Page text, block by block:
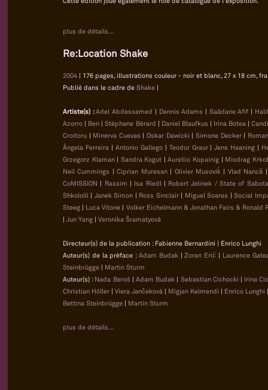
plus de détails...
Re:Location Shake
2004 | 176 pages, illustrations couleur - noir et blanc, 27 x 18 cm,
Publié dans le cadre de Shake |
Artiste(s) :Adel Abdessemed | Dennis Adams | Saâdane Afif |
Azorro | Ben |Stéphane Bérard | Daniel Blaufkus | Irina Botea |
Croitoru | Minerva Cuevas |Oskar Dawicki | Simone Decker|
Ângela Ferreira | Antonio Gallego| Teodor Graur|Jens Haaning |
Grzegorz Klaman| Sandra Kogut |Aureliio Kopainig | Miodrag
Neil Cummings |Ciprian Muresan| Olivier Musoviḱ | Vlad Nancă
CoMISSION | Rassim | Isa Riedl | Robert Jelinek / State of
Shkololli | Janek Simon | Ross Sinclair| Miguel Soares |Social
Steeg | Luca Vitone | Volker Eichelmann & Jonathan Fairs & Ronald
| Jun Yang | Veronika Šramatyová
Directeur(s) de la publication : Fabienne Bernardini | Enrico Lunghi
Auteur(s) de la préface : Adam Budak |Zoran Erić | Laurence
Steinbrügge | Martin Sturm
Auteur(s) : Nada Beroš | Adam Budak | Sebastian Cichocki | Irina
Christian Höller |Viera Jančeková | Migjen Kelmendi | Enrico Lunghi
Bettina Steinbrügge | Martin Sturm
plus de détails...